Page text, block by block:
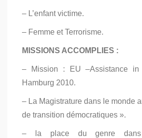
– L’enfant victime.
– Femme et Terrorisme.
MISSIONS ACCOMPLIES :
– Mission : EU –Assistance in
Hamburg 2010.
– La Magistrature dans le monde
de transition démocratiques ».
– la place du genre dans